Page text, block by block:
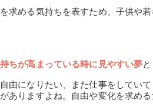
求める気持ちを表すため、子供や
ちが高まっている時に見やすい夢
由になりたい、また仕事をしてい
ありますよね。自由や変化を求め